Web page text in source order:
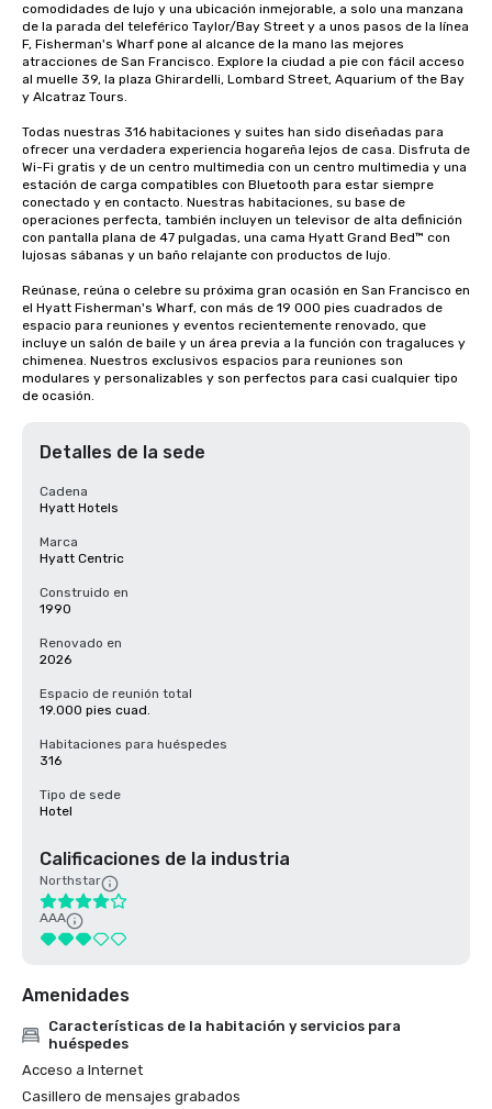
comodidades de lujo y una ubicación inmejorable, a solo una manzana
de la parada del teleférico Taylor/Bay Street y a unos pasos de la línea
F, Fisherman's Wharf pone al alcance de la mano las mejores
atracciones de San Francisco. Explore la ciudad a pie con fácil acceso
al muelle 39, la plaza Ghirardelli, Lombard Street, Aquarium of the Bay
y Alcatraz Tours.
Todas nuestras 316 habitaciones y suites han sido diseñadas para
ofrecer una verdadera experiencia hogareña lejos de casa. Disfruta de
Wi-Fi gratis y de un centro multimedia con un centro multimedia y una
estación de carga compatibles con Bluetooth para estar siempre
conectado y en contacto. Nuestras habitaciones, su base de
operaciones perfecta, también incluyen un televisor de alta definición
con pantalla plana de 47 pulgadas, una cama Hyatt Grand Bed™ con
lujosas sábanas y un baño relajante con productos de lujo.
Reúnase, reúna o celebre su próxima gran ocasión en San Francisco en
el Hyatt Fisherman's Wharf, con más de 19 000 pies cuadrados de
espacio para reuniones y eventos recientemente renovado, que
incluye un salón de baile y un área previa a la función con tragaluces y
chimenea. Nuestros exclusivos espacios para reuniones son
modulares y personalizables y son perfectos para casi cualquier tipo
de ocasión.
Detalles de la sede
Cadena
Hyatt Hotels
Marca
Hyatt Centric
Construido en
1990
Renovado en
2026
Espacio de reunión total
19.000 pies cuad.
Habitaciones para huéspedes
316
Tipo de sede
Hotel
Calificaciones de la industria
Northstar
AAA
Amenidades
Características de la habitación y servicios para
huéspedes
Acceso a Internet
Casillero de mensajes grabados